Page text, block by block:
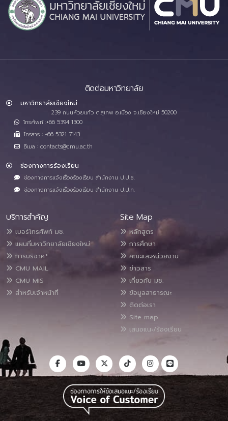
ติดต่อมหาวิทยาลัย
มหาวิทยาลัยเชียงใหม่
239 ถนนห้วยแก้ว ต.สุเทพ อ.เมือง จ.เชียงใหม่ 50200
โทรศัพท์ :+66 5394 1300
โทรสาร : +66 5321 7143
อีเมล : contacts@cmu.ac.th
ช่องทางการร้องเรียน
ช่องทางการแจ้งเรื่องร้องเรียน สำนักงาน ป.ป.ช.
ช่องทางการแจ้งเรื่องร้องเรียน สำนักงาน ป.ป.ท.
บริการสำคัญ
เบอร์โทรศัพท์ มช.
แผนที่มหาวิทยาลัยเชียงใหม่
การบริจาค*
CMU MAIL
CMU MIS
สำหรับเจ้าหน้าที่
Site Map
หลักสูตร
การศึกษา
คณะและหน่วยงาน
ข่าวสาร
เกี่ยวกับ มช.
ข้อมูลสาธารณะ
ติดต่อเรา
Site map
เสนอแนะ/ร้องเรียน